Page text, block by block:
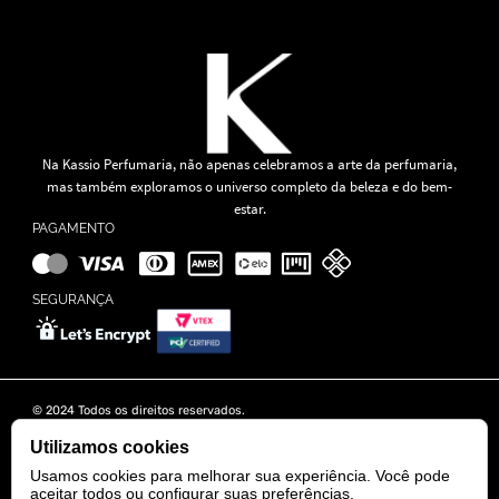
Na Kassio Perfumaria, não apenas celebramos a arte da perfumaria,
mas também exploramos o universo completo da beleza e do bem-
estar.
PAGAMENTO
SEGURANÇA
© 2024 Todos os direitos reservados.
Rua Tapajós n° 481- Edifício B&B Business - 7° Andar - Vila Brasília -
Utilizamos cookies
Usamos cookies para melhorar sua experiência. Você pode
aceitar todos ou configurar suas preferências.